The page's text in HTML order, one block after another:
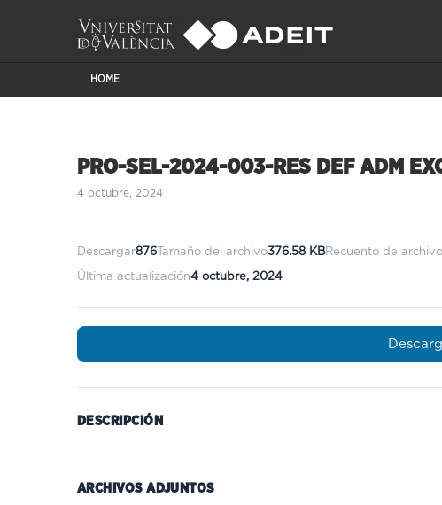
HOME
PRO-SEL-2024-003-RES DEF ADM
4 octubre, 2024
Descargar876 Tamaño del archivo376.58 KBRecuento de
Última actualización4 octubre, 2024
DESCRIPCIÓN
ARCHIVOS ADJUNTOS